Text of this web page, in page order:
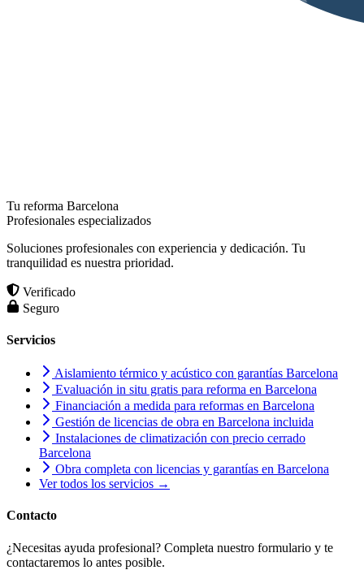
Tu reforma Barcelona
Profesionales especializados
Soluciones profesionales con experiencia y dedicación. Tu
tranquilidad es nuestra prioridad.
Verificado
Seguro
Servicios
Aislamiento térmico y acústico con garantías Barcelona
Evaluación in situ gratis para reforma en Barcelona
Financiación a medida para reformas en Barcelona
Gestión de licencias de obra en Barcelona incluida
Instalaciones de climatización con precio cerrado
Barcelona
Obra completa con licencias y garantías en Barcelona
Ver todos los servicios →
Contacto
¿Necesitas ayuda profesional? Completa nuestro formulario y te
contactaremos lo antes posible.